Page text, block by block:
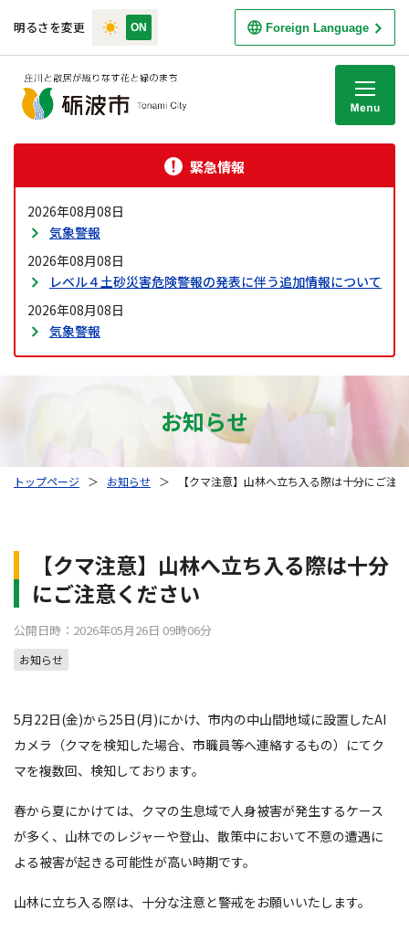
明るさを変更 Foreign Language
緊急情報
2026年08月08日
気象警報
2026年08月08日
レベル４土砂災害危険警報の発表に伴う追加情報について
2026年08月08日
気象警報
お知らせ
トップページ ＞ お知らせ ＞ 【クマ注意】山林へ立ち入る際は十分にご注
【クマ注意】山林へ立ち入る際は十分
にご注意ください
公開日時：2026年05月26日 09時06分
お知らせ
5月22日(金)から25日(月)にかけ、市内の中山間地域に設置したAI
カメラ（クマを検知した場合、市職員等へ連絡するもの）にてク
マを複数回、検知しております。
春から夏にかけては、クマの生息域で人身被害が発生するケース
が多く、山林でのレジャーや登山、散策中において不意の遭遇に
よる被害が起きる可能性が高い時期です。
山林に立ち入る際は、十分な注意と警戒をお願いいたします。